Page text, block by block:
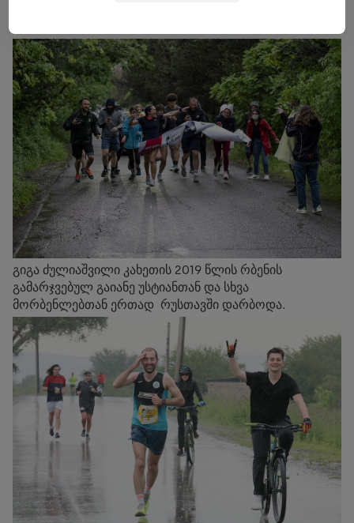
გიგა ძულიაშვილი კახეთის 2019 წლის რბენის
გამარჯვებულ გაიანე უსტიანთან და სხვა
მორბენლებთან ერთად რუსთავში დარბოდა.